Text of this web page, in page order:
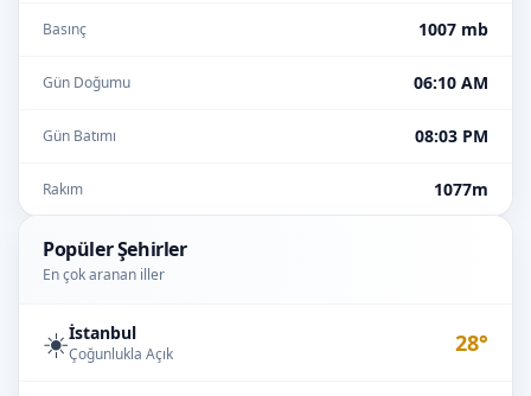
Basınç 1007 mb
Gün Doğumu 06:10 AM
Gün Batımı 08:03 PM
Rakım 1077m
Popüler Şehirler
En çok aranan iller
☀️İstanbul
Çoğunlukla Açık 28°